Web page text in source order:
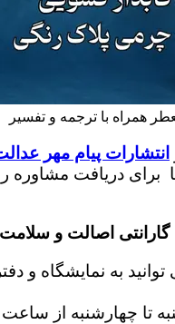
همراه با ترجمه و تفسیر
انتشارات پیام مهر
برای دریافت مشاوره
و همچنین تا 7 روز گارانتی بازگشت
به نمایشگاه و
۹ صبح الی ۱۷ عصر و پنج شنبه ها تا ۱۲ ظهر